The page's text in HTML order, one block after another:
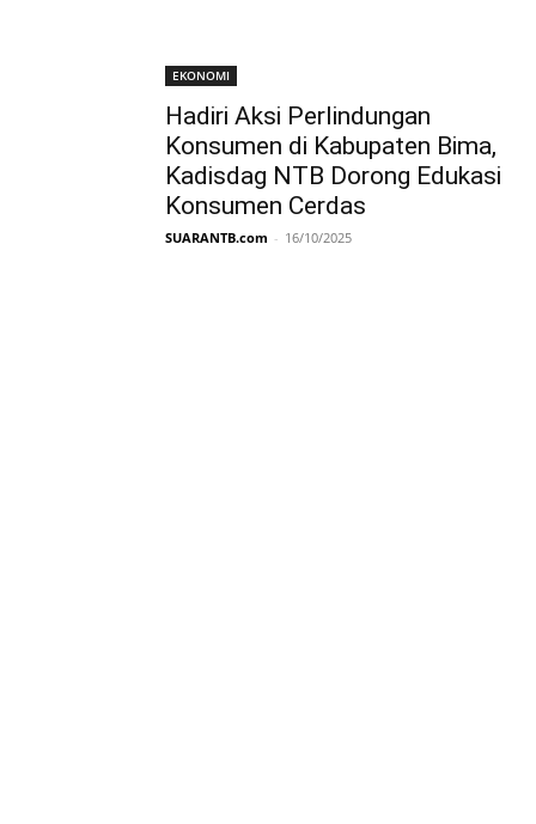
EKONOMI
Hadiri Aksi Perlindungan
Konsumen di Kabupaten Bima,
Kadisdag NTB Dorong Edukasi
Konsumen Cerdas
SUARANTB.com - 16/10/2025